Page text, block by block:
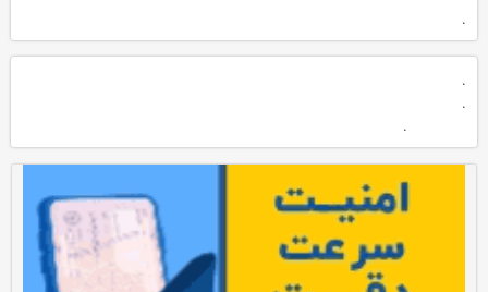
.
.
.
.